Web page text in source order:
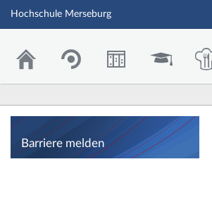
Hochschule Merseburg
Barriere melden